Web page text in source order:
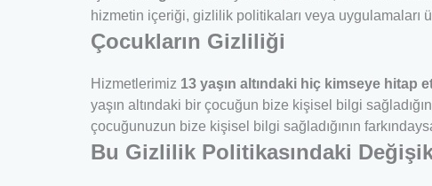
hizmetin içeriği, gizlilik politikaları veya uygulamaları
Çocukların Gizliliği
Hizmetlerimiz 13 yaşın altındaki hiç kimseye hitap
yaşın altındaki bir çocuğun bize kişisel bilgi
çocuğunuzun bize kişisel bilgi sağladığının
Bu Gizlilik Politikasındaki